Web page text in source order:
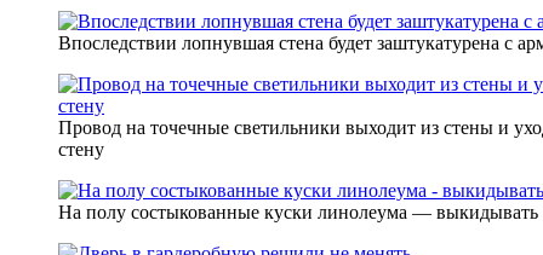
Впоследствии лопнувшая стена будет заштукатурена с
Провод на точечные светильники выходит из стены и
стену
На полу состыкованные куски линолеума —